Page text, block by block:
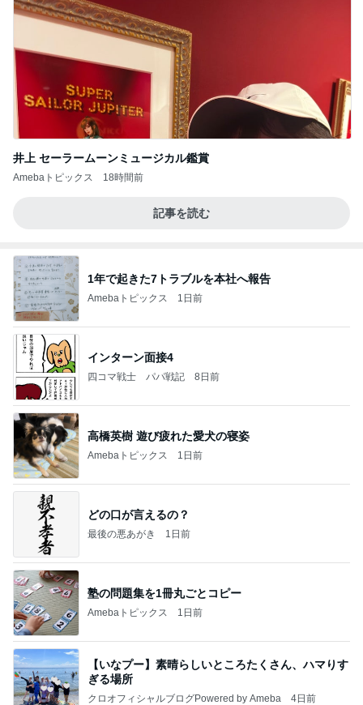
井上 セーラームーンミュージカル鑑賞
Amebaトピックス 18時間前
記事を読む
1年で起きた7トラブルを本社へ報告
Amebaトピックス 1日前
インターン面接4
四コマ戦士 パパ戦記 8日前
高橋英樹 遊び疲れた愛犬の寝姿
Amebaトピックス 1日前
どの口が言えるの？
最後の悪あがき 1日前
塾の問題集を1冊丸ごとコピー
Amebaトピックス 1日前
【いなプー】素晴らしいところたくさん、ハマりす
ぎる場所
クロオフィシャルブログPowered by Ameba 4日前